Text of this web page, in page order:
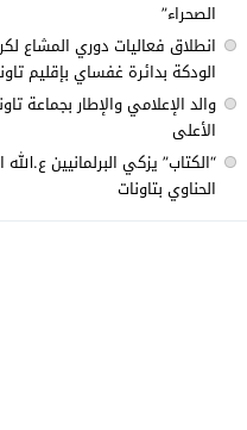
الصحراء”
الودكة بدائرة غفساي بإقليم
والد الإعلامي والإطار بجماعة
الأعلى
“الكتاب” يزكي البرلمانيين
الحناوي بتاونات